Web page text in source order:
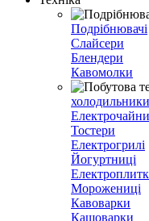
Подрібнювачі
Слайсери
Блендери
Кавомолки
холодильники
Тостери
Електрогрилі
Йогуртниці
Морожениці
Кавоварки
Кашоварки